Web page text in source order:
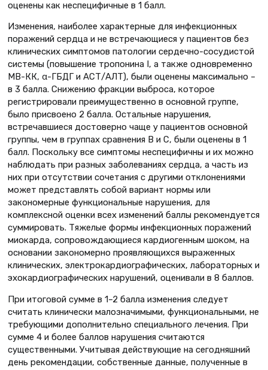
оценены как неспецифичные в 1 балл.
Изменения, наиболее характерные для инфекционных
поражений сердца и не встречающиеся у пациентов без
клинических симптомов патологии сердечно-сосудистой
системы (повышение тропонина I, а также одновременно
МВ-КК, α-ГБДГ и АСТ/АЛТ), были оценены максимально –
в 3 балла. Снижению фракции выброса, которое
регистрировали преимущественно в основной группе,
было присвоено 2 балла. Остальные нарушения,
встречавшиеся достоверно чаще у пациентов основной
группы, чем в группах сравнения В и С, были оценены в 1
балл. Поскольку все симптомы неспецифичны и их можно
наблюдать при разных заболеваниях сердца, а часть из
них при отсутствии сочетания с другими отклонениями
может представлять собой вариант нормы или
закономерные функциональные нарушения, для
комплексной оценки всех изменений баллы рекомендуется
суммировать. Тяжелые формы инфекционных поражений
миокарда, сопровождающиеся кардиогенным шоком, на
основании закономерно проявляющихся выраженных
клинических, электрокардиографических, лабораторных и
эхокардиографических нарушений, оценивали в 8 баллов.
При итоговой сумме в 1–2 балла изменения следует
считать клинически малозначимыми, функциональными, не
требующими дополнительно специального лечения. При
сумме 4 и более баллов нарушения считаются
существенными. Учитывая действующие на сегодняшний
день рекомендации, собственные данные, полученные в